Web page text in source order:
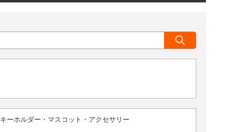
キーホルダー・マスコット・アクセサリー